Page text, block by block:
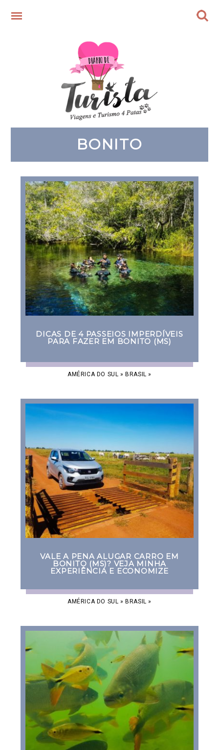
BONITO
DICAS DE 4 PASSEIOS IMPERDÍVEIS
PARA FAZER EM BONITO (MS)
AMÉRICA DO SUL » BRASIL »
VALE A PENA ALUGAR CARRO EM
BONITO (MS)? VEJA MINHA
EXPERIÊNCIA E ECONOMIZE
AMÉRICA DO SUL » BRASIL »